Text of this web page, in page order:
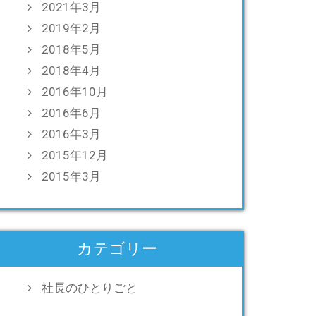
2021年3月
2019年2月
2018年5月
2018年4月
2016年10月
2016年6月
2016年3月
2015年12月
2015年3月
カテゴリー
社長のひとりごと